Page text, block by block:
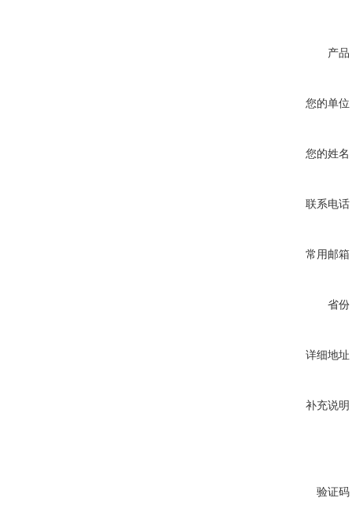
产品
您的单位
您的姓名
联系电话
常用邮箱
省份
详细地址
补充说明
验证码